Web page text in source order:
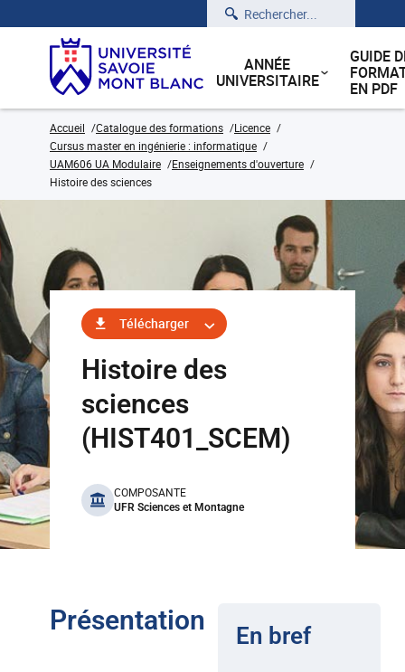
Rechercher
ANNÉE
UNIVERSITAIRE
GUIDE
EN PDF
Accueil Catalogue des formations
Licence
Cursus master en ingénierie : informatique
UAM606 UA Modulaire
Enseignements d'ouverture
Histoire des sciences
Télécharger
Histoire des
sciences
(HIST401_SCEM)
benefits
COMPOSANTE
UFR Sciences et Montagne
Présentation En bref